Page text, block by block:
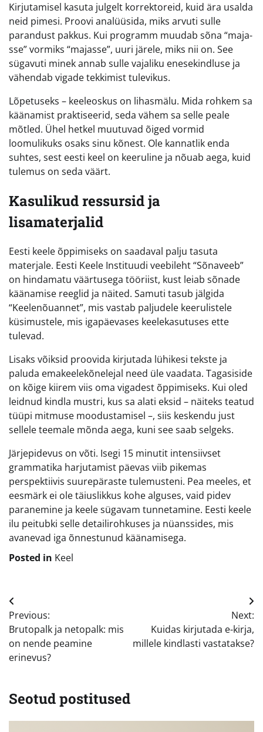
Kirjutamisel kasuta julgelt korrektoreid, kuid ära usalda
neid pimesi. Proovi analüüsida, miks arvuti sulle
parandust pakkus. Kui programm muudab sõna “maja-
sse” vormiks “majasse”, uuri järele, miks nii on. See
sügavuti minek annab sulle vajaliku enesekindluse ja
vähendab vigade tekkimist tulevikus.
Lõpetuseks – keeleoskus on lihasmälu. Mida rohkem sa
käänamist praktiseerid, seda vähem sa selle peale
mõtled. Ühel hetkel muutuvad õiged vormid
loomulikuks osaks sinu kõnest. Ole kannatlik enda
suhtes, sest eesti keel on keeruline ja nõuab aega, kuid
tulemus on seda väärt.
Kasulikud ressursid ja
lisamaterjalid
Eesti keele õppimiseks on saadaval palju tasuta
materjale. Eesti Keele Instituudi veebileht “Sõnaveeb”
on hindamatu väärtusega tööriist, kust leiab sõnade
käänamise reeglid ja näited. Samuti tasub jälgida
“Keelenõuannet”, mis vastab paljudele keerulistele
küsimustele, mis igapäevases keelekasutuses ette
tulevad.
Lisaks võiksid proovida kirjutada lühikesi tekste ja
paluda emakeelekõnelejal need üle vaadata. Tagasiside
on kõige kiirem viis oma vigadest õppimiseks. Kui oled
leidnud kindla mustri, kus sa alati eksid – näiteks teatud
tüüpi mitmuse moodustamisel –, siis keskendu just
sellele teemale mõnda aega, kuni see saab selgeks.
Järjepidevus on võti. Isegi 15 minutit intensiivset
grammatika harjutamist päevas viib pikemas
perspektiivis suurepäraste tulemusteni. Pea meeles, et
eesmärk ei ole täiuslikkus kohe alguses, vaid pidev
paranemine ja keele sügavam tunnetamine. Eesti keele
ilu peitubki selle detailirohkuses ja nüanssides, mis
avanevad iga õnnestunud käänamisega.
Posted in Keel
Navigeerimine
Previous:
Brutopalk ja netopalk: mis
on nende peamine
erinevus?
Next:
Kuidas kirjutada e-kirja,
millele kindlasti vastatakse?
Seotud postitused